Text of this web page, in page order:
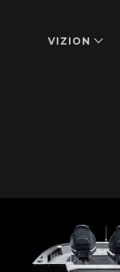
VIZION